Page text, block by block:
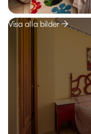
Visa alla bilder